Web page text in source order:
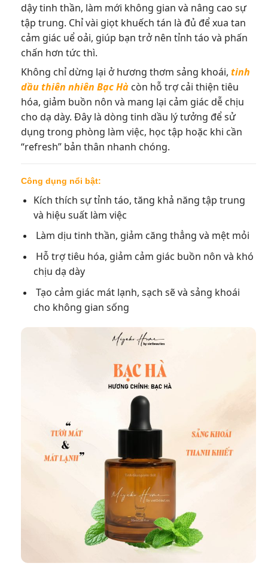
dậy tinh thần, làm mới không gian và nâng cao sự
tập trung. Chỉ vài giọt khuếch tán là đủ để xua tan
cảm giác uể oải, giúp bạn trở nên tỉnh táo và phấn
chấn hơn tức thì.
Không chỉ dừng lại ở hương thơm sảng khoái, tinh
dầu thiên nhiên Bạc Hàcòn hỗ trợ cải thiện tiêu
hóa, giảm buồn nôn và mang lại cảm giác dễ chịu
cho dạ dày. Đây là dòng tinh dầu lý tưởng để sử
dụng trong phòng làm việc, học tập hoặc khi cần
“refresh” bản thân nhanh chóng.
Công dụng nổi bật:
Kích thích sự tỉnh táo, tăng khả năng tập trung
và hiệu suất làm việc
Làm dịu tinh thần, giảm căng thẳng và mệt mỏi
Hỗ trợ tiêu hóa, giảm cảm giác buồn nôn và khó
chịu dạ dày
Tạo cảm giác mát lạnh, sạch sẽ và sảng khoái
cho không gian sống